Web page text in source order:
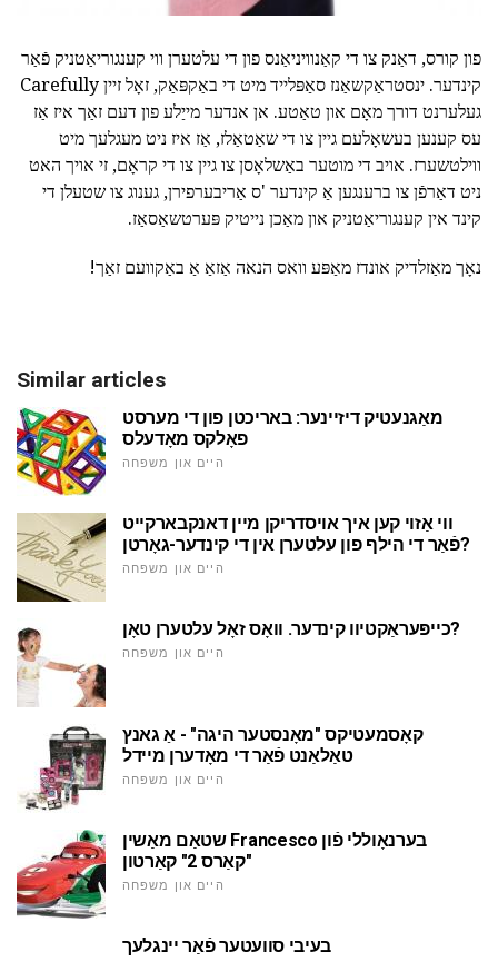
פון קורס, דאַנק צו די קאַנוויניאַנס פון די עלטערן ווי קענגוריאַטניק פֿאַר
קינדער. ינסטראַקשאַנז סאַפּלייד מיט די באַקפּאַק, זאָל זיין Carefully
געלערנט דורך מאָם און טאַטע. אן אנדער מייַלע פון דעם זאַך איז אַז
עס קענען בעשאָלעם גיין צו די שאַטאַלז, אַז איז ניט מעגלעך מיט
ווילטשערז. אויב די מוטער באַשלאָסן צו גיין צו די קראָם, זי אויך האט
ניט דאַרפֿן צו ברענגען אַ קינדער 'ס אַריבערפירן, גענוג צו שטעלן די
קינד אין קענגוריאַטניק און מאַכן נייטיק פּערטשאַסאַז.
נאָך מאַזלדיק אונדז מאַפּע וואס הנאה אַזאַ אַ באַקוועם זאַך!
Similar articles
מאַגנעטיק דיזיינער: באריכטן פון די מערסט
פאָלקס מאָדעלס
היים און משפּחה
ווי אַזוי קען איך אויסדריקן מיין דאנקבארקייט
פֿאַר די הילף פון עלטערן אין די קינדער-גאָרטן?
היים און משפּחה
כייפּעראַקטיוו קינדער. וואָס זאָל עלטערן טאָן?
היים און משפּחה
קאָסמעטיקס "מאָנסטער היגה" - אַ גאנץ
טאַלאַנט פֿאַר די מאָדערן מיידל
היים און משפּחה
שטאַם מאַשין Francesco בערנאָוללי פֿון
"קאַרס 2" קאַרטון
היים און משפּחה
בעיבי סוועטער פֿאַר יינגלעך